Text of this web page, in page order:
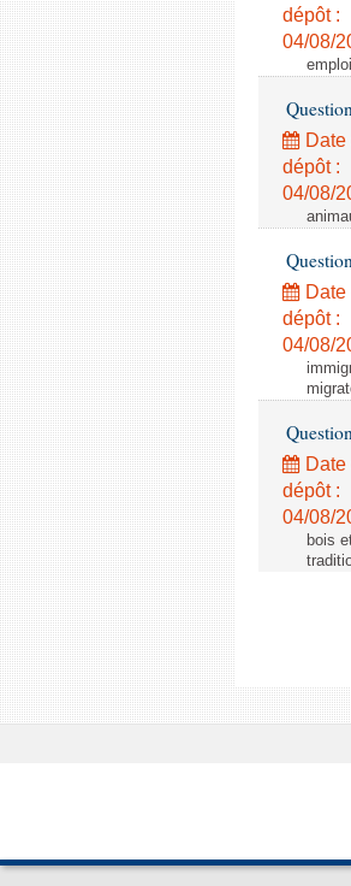
dépôt :
04/08/
Date
dépôt :
04/08/
Date
dépôt :
04/08/
Date
dépôt :
04/08/
bois